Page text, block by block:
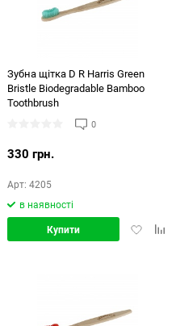
Зубна щітка D R Harris Green
Bristle Biodegradable Bamboo
Toothbrush
0
330 грн.
Арт: 4205
в наявності
Додати
Купити